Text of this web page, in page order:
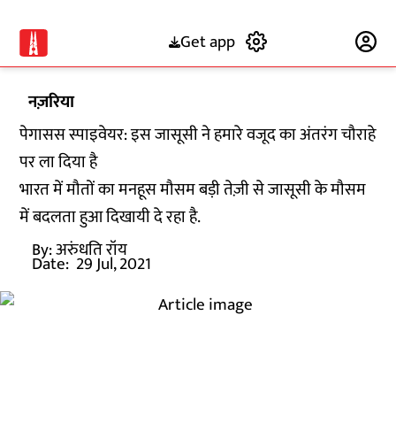
Get app
नज़रिया
पेगासस स्पाइवेयर: इस जासूसी ने हमारे वजूद का अंतरंग चौराहे
पर ला दिया है
भारत में मौतों का मनहूस मौसम बड़ी तेज़ी से जासूसी के मौसम
में बदलता हुआ दिखायी दे रहा है.
By:अरुंधति रॉय
Date: 29 Jul, 2021